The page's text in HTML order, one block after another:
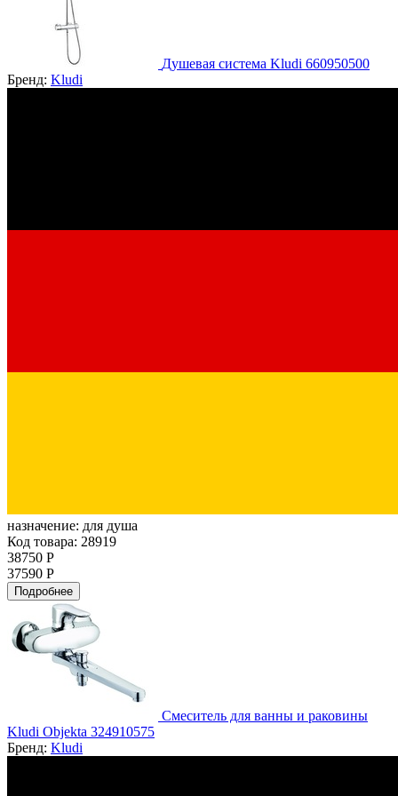
Душевая система Kludi 660950500
Бренд: Kludi
назначение: для душа
Код товара: 28919
38750 Р
37590 Р
Подробнее
Смеситель для ванны и раковины
Kludi Objekta 324910575
Бренд: Kludi